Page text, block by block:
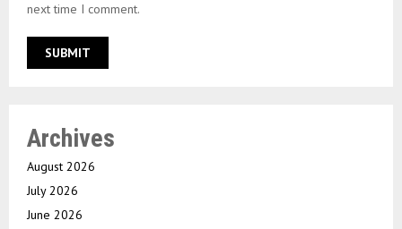
next time I comment.
Archives
August 2026
July 2026
June 2026